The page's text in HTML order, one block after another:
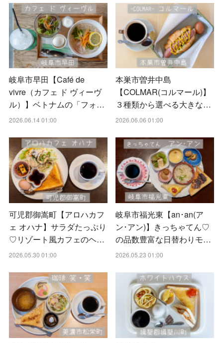
岐阜市早田【Café de
vivre（カフェ ド ヴィーヴ
ル）】ベトナムの「フォ…
2026.06.14 01:00
本巣市曽井中島
【COLMAR(コルマール)】
３種類から選べる大きな…
2026.06.06 01:00
可児郡御嵩町【アロハカフ
ェ オハナ】サラダたっぷり
♡リゾート風カフェのヘ…
2026.05.30 01:00
岐阜市福光東【an･an(ア
ン･アン)】きっちゃてん♡
の品数豊富な日替わりモ…
2026.05.23 01:00